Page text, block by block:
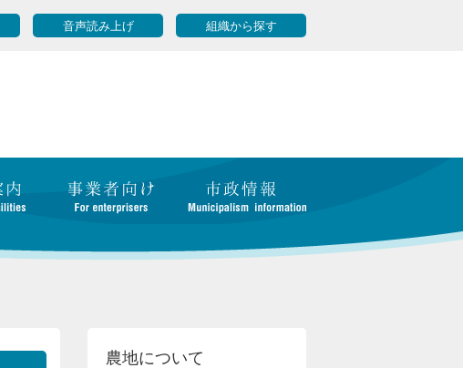
音声読み上げ 組織から探す
農地について